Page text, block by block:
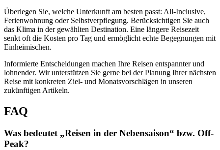
Überlegen Sie, welche Unterkunft am besten passt: All-Inclusive,
Ferienwohnung oder Selbstverpflegung. Berücksichtigen Sie auch
das Klima in der gewählten Destination. Eine längere Reisezeit
senkt oft die Kosten pro Tag und ermöglicht echte Begegnungen mit
Einheimischen.
Informierte Entscheidungen machen Ihre Reisen entspannter und
lohnender. Wir unterstützen Sie gerne bei der Planung Ihrer nächsten
Reise mit konkreten Ziel- und Monatsvorschlägen in unseren
zukünftigen Artikeln.
FAQ
Was bedeutet „Reisen in der Nebensaison“ bzw. Off-
Peak?